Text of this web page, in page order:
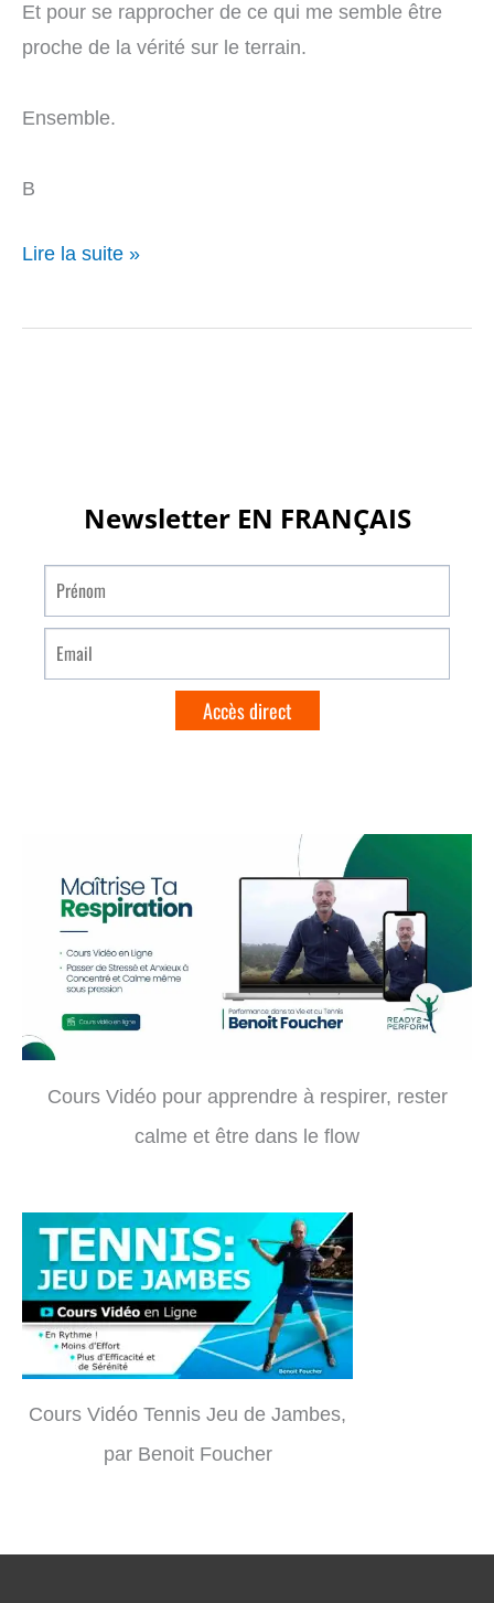
Et pour se rapprocher de ce qui me semble être
proche de la vérité sur le terrain.
Ensemble.
B
Lire la suite »
Cours Vidéo pour apprendre à respirer, rester
calme et être dans le flow
Cours Vidéo Tennis Jeu de Jambes,
par Benoit Foucher